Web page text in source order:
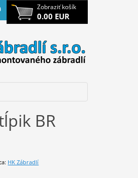
Zobraziť košík
0.00 EUR
BR
HK Zábradlí